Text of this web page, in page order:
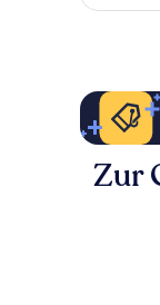
Zur